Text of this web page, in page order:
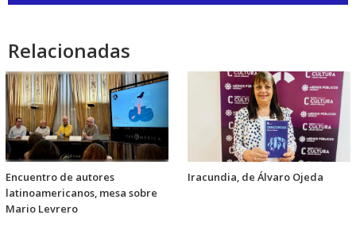
Relacionadas
Encuentro de autores
latinoamericanos, mesa sobre
Mario Levrero
Iracundia, de Álvaro Ojeda